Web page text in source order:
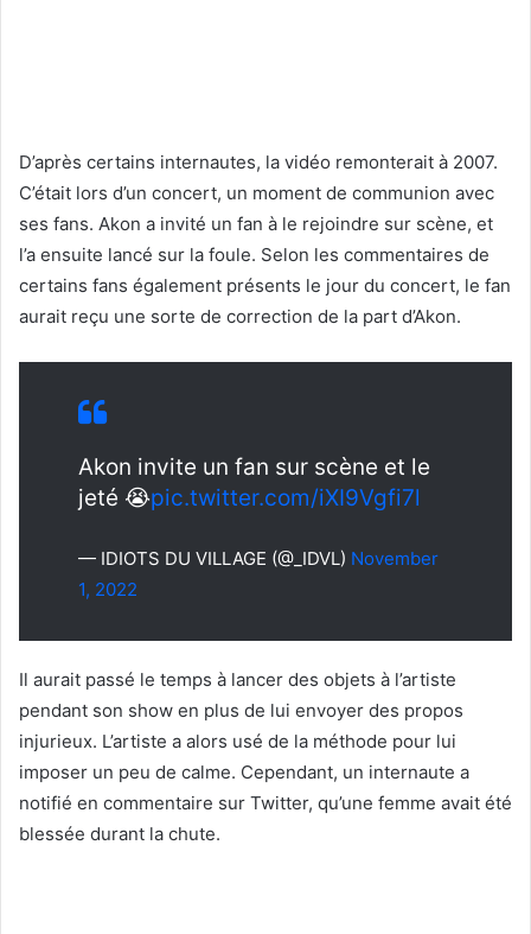
D’après certains internautes, la vidéo remonterait à 2007.
C’était lors d’un concert, un moment de communion avec
ses fans. Akon a invité un fan à le rejoindre sur scène, et
l’a ensuite lancé sur la foule. Selon les commentaires de
certains fans également présents le jour du concert, le fan
aurait reçu une sorte de correction de la part d’Akon.
Akon invite un fan sur scène et le
jeté 😭pic.twitter.com/iXI9Vgfi7l
— IDIOTS DU VILLAGE (@_IDVL) November
1, 2022
Il aurait passé le temps à lancer des objets à l’artiste
pendant son show en plus de lui envoyer des propos
injurieux. L’artiste a alors usé de la méthode pour lui
imposer un peu de calme. Cependant, un internaute a
notifié en commentaire sur Twitter, qu’une femme avait été
blessée durant la chute.